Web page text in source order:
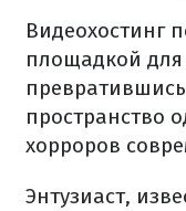
Видеохостинг
площадкой
пространство
хорроров
Энтузиаст,